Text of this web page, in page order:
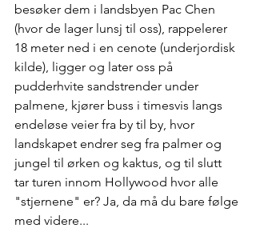
besøker dem i landsbyen Pac Chen
(hvor de lager lunsj til oss), rappelerer
18 meter ned i en cenote (underjordisk
kilde), ligger og later oss på
pudderhvite sandstrender under
palmene, kjører buss i timesvis langs
endeløse veier fra by til by, hvor
landskapet endrer seg fra palmer og
jungel til ørken og kaktus, og til slutt
tar turen innom Hollywood hvor alle
"stjernene" er? Ja, da må du bare følge
med videre...